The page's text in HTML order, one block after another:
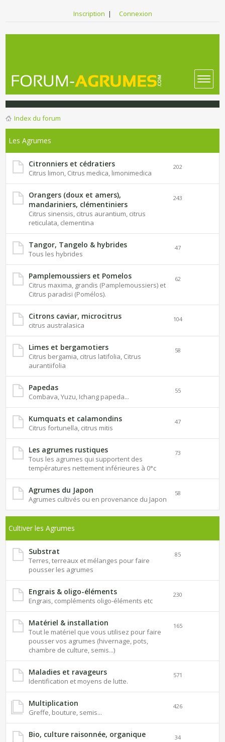
Inscription | Connexion
Index du forum
Les Agrumes
Citronniers et cédratiers
Citrus limon, Citrus medica, limonimedica
202
Orangers (doux et amers),
mandariniers, clémentiniers
Citrus sinensis, citrus aurantium, citrus
reticulata, clementina
243
Tangor, Tangelo & hybrides
Tous les hybrides
47
Pamplemoussiers et Pomelos
Citrus maxima, grandis (Pamplemoussiers) et
Citrus paradisi (Pomélos).
62
Citrons caviar, microcitrus
citrus australasica
104
Limes et bergamotiers
Citrus bergamia, citrus latifolia, Citrus
aurantiifolia
58
Papedas
Combava, Yuzu, Ichang papeda...
55
Kumquats et calamondins
Citrus fortunella, citrus mitis
47
Les agrumes rustiques
Tous les agrumes qui supportent des
températures nettement inférieures à 0°c
73
Agrumes du Japon
Agrumes cultivés ou en provenance du Japon
58
Cultiver les Agrumes
Substrat
Terres, terreaux et mélanges pour faire
pousser les agrumes
85
Engrais & oligo-éléments
Engrais, compléments oligo-éléments etc
230
Matériel & installation
Tout le matériel que vous utilisez pour faire
pousser vos agrumes (hivernage, pots,
chambre de culture, semis...)
165
Maladies et ravageurs
Identification et moyens de lutte.
571
Multiplication
Greffe, bouture, semis...
426
Bio, culture raisonnée, organique 34